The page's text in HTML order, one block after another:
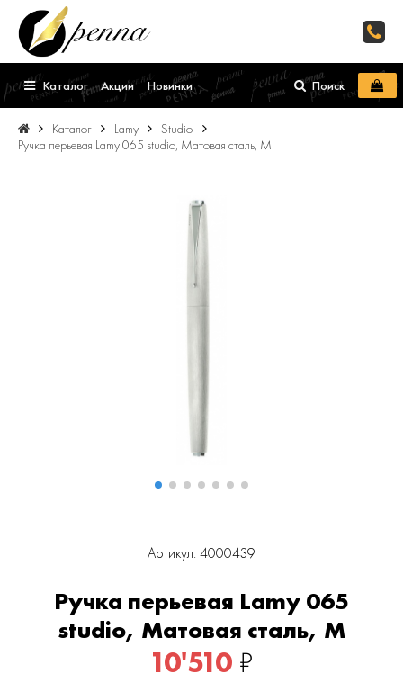
Каталог Акции Новинки Поиск
Каталог Lamy
Studio
Ручка перьевая Lamy 065 studio, Матовая сталь, M
Артикул: 4000439
Ручка перьевая Lamy 065
studio, Матовая сталь, M
10'510 ₽